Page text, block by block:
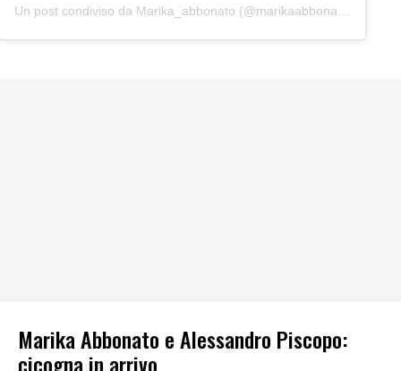
Un post condiviso da Marika_abbonato (@marikaabbonato_)
Marika Abbonato e Alessandro Piscopo:
cicogna in arrivo